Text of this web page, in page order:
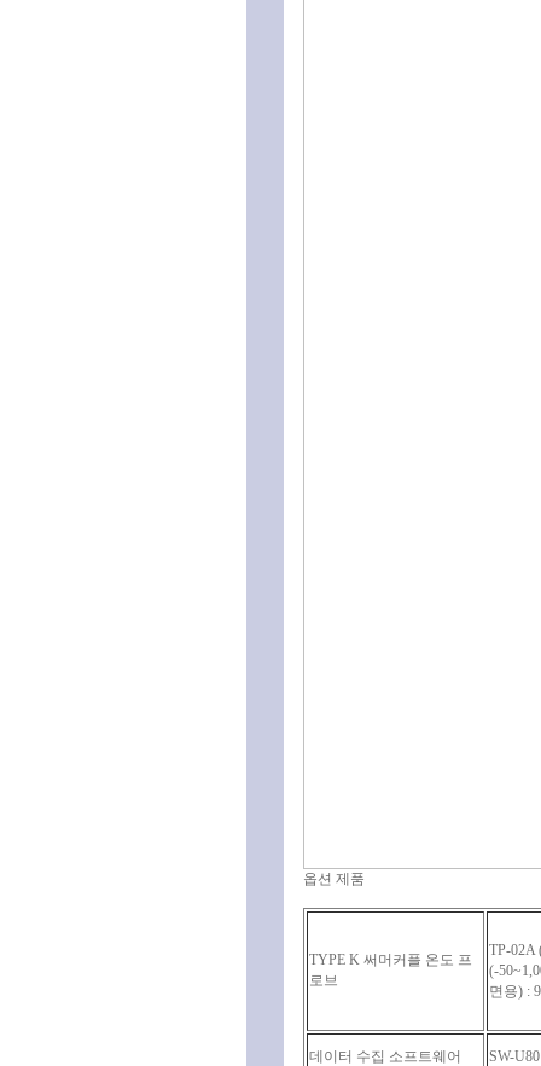
옵션 제품
TYPE K 써머커플 온도 프
로브
TP-02A
(-
면용) :
데이터 수집 소프트웨어 SW-